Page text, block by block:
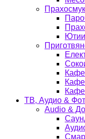
ТВ, Аудио &
Audio &